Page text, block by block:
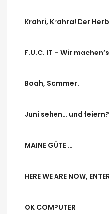
Krahri, Krahra! Der
F.U.C. IT – Wir
Boah, Sommer.
Juni sehen… und feiern?
MAINE GÜTE …
HERE WE ARE NOW,
OK COMPUTER